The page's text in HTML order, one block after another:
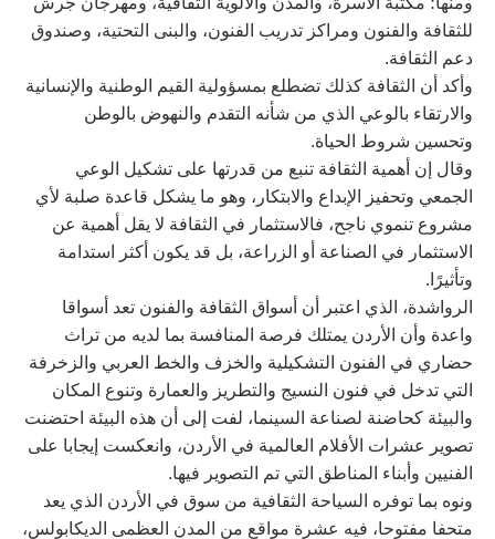
للثقافة والفنون ومراكز تدريب الفنون، والبنى التحتية، وصندوق
دعم الثقافة.
وأكد أن الثقافة كذلك تضطلع بمسؤولية القيم الوطنية والإنسانية
والارتقاء بالوعي الذي من شأنه التقدم والنهوض بالوطن
وتحسين شروط الحياة.
وقال إن أهمية الثقافة تنبع من قدرتها على تشكيل الوعي
الجمعي وتحفيز الإبداع والابتكار، وهو ما يشكل قاعدة صلبة لأي
مشروع تنموي ناجح، فالاستثمار في الثقافة لا يقل أهمية عن
الاستثمار في الصناعة أو الزراعة، بل قد يكون أكثر استدامة
وتأثيرًا.
الرواشدة، الذي اعتبر أن أسواق الثقافة والفنون تعد أسواقا
واعدة وأن الأردن يمتلك فرصة المنافسة بما لديه من تراث
حضاري في الفنون التشكيلية والخزف والخط العربي والزخرفة
التي تدخل في فنون النسيج والتطريز والعمارة وتنوع المكان
والبيئة كحاضنة لصناعة السينما، لفت إلى أن هذه البيئة احتضنت
تصوير عشرات الأفلام العالمية في الأردن، وانعكست إيجابا على
الفنيين وأبناء المناطق التي تم التصوير فيها.
ونوه بما توفره السياحة الثقافية من سوق في الأردن الذي يعد
متحفا مفتوحا، فيه عشرة مواقع من المدن العظمى الديكابولس،